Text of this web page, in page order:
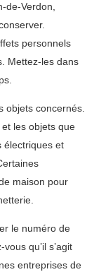
de-Verdon,
personnels
Mettez-les dans
objets concernés.
les objets que
électriques et
maison pour
le numéro de
qu’il s’agit
entreprises de